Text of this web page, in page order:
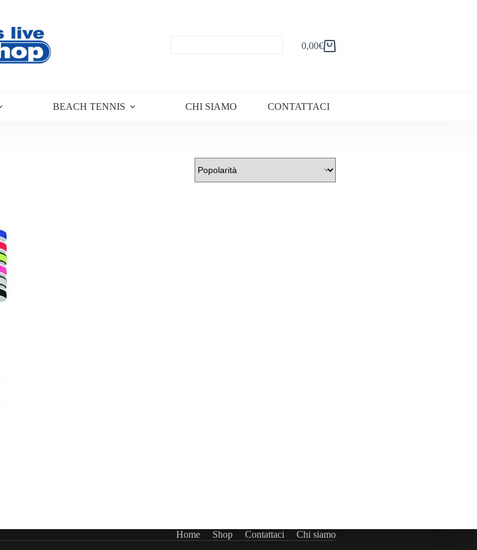
Carrello
0,00€
BEACH TENNIS CHI SIAMO CONTATTACI
Home Shop Contattaci Chi siamo